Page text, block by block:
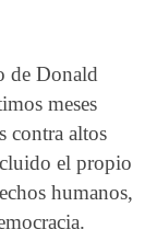
de Donald
meses
contra altos
el propio
humanos,